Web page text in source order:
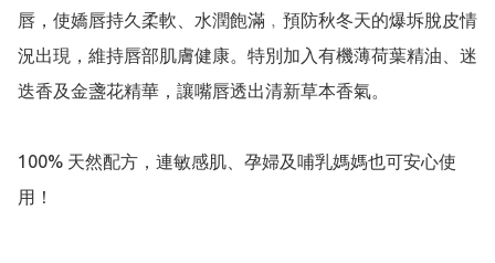
唇，使嬌唇持久柔軟、水潤飽滿﹐預防秋冬天的爆坼脫皮情
況出現，維持唇部肌膚健康。特別加入有機薄荷葉精油、迷
迭香及金盞花精華，讓嘴唇透出清新草本香氣。
100% 天然配方，連敏感肌、孕婦及哺乳媽媽也可安心使
用！